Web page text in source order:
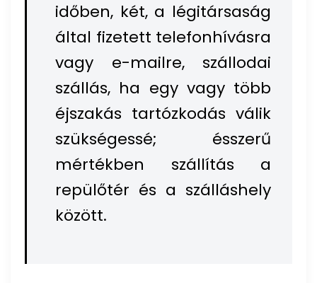
időben, két, a légitársaság
által fizetett telefonhívásra
vagy e-mailre, szállodai
szállás, ha egy vagy több
éjszakás tartózkodás válik
szükségessé; ésszerű
mértékben szállítás a
repülőtér és a szálláshely
között.